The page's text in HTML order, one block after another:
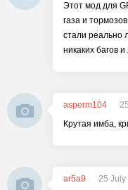
Этот мод для
газа и
стали реально
никаких багов и
asperm104
Крутая имба,
ar5a9
25 July